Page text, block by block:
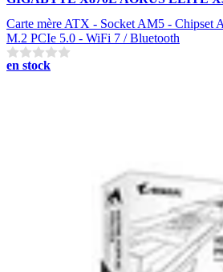
Carte mère ATX - Socket AM5 - Chipset
M.2 PCIe 5.0 - WiFi 7 / Bluetooth
en stock